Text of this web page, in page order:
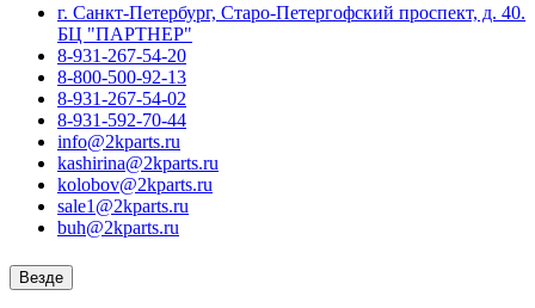
г. Санкт-Петербург, Старо-Петергофский проспект, д. 40.
БЦ "ПАРТНЕР"
8-931-267-54-20
8-800-500-92-13
8-931-267-54-02
8-931-592-70-44
info@2kparts.ru
kashirina@2kparts.ru
kolobov@2kparts.ru
sale1@2kparts.ru
buh@2kparts.ru
Везде